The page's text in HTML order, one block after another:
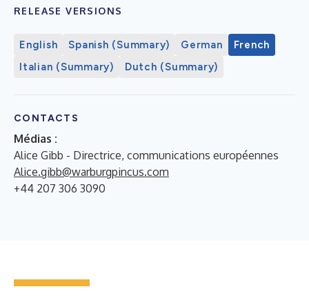
RELEASE VERSIONS
English Spanish (Summary) German
French
Italian (Summary)
Dutch (Summary)
CONTACTS
Médias :
Alice Gibb - Directrice, communications européennes
Alice.gibb@warburgpincus.com
+44 207 306 3090